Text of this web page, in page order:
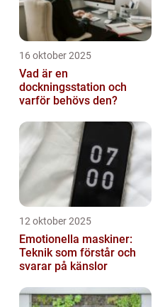
16 oktober 2025
Vad är en
dockningsstation och
varför behövs den?
12 oktober 2025
Emotionella maskiner:
Teknik som förstår och
svarar på känslor